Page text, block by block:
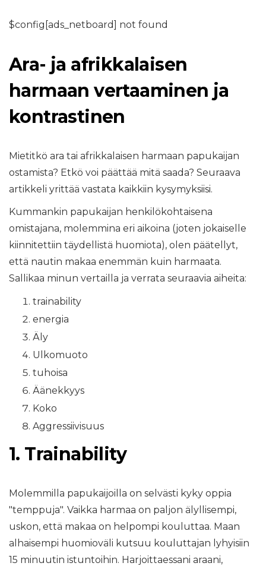
$config[ads_netboard] not found
Ara- ja afrikkalaisen
harmaan vertaaminen ja
kontrastinen
Mietitkö ara tai afrikkalaisen harmaan papukaijan
ostamista? Etkö voi päättää mitä saada? Seuraava
artikkeli yrittää vastata kaikkiin kysymyksiisi.
Kummankin papukaijan henkilökohtaisena
omistajana, molemmina eri aikoina (joten jokaiselle
kiinnitettiin täydellistä huomiota), olen päätellyt,
että nautin makaa enemmän kuin harmaata.
Sallikaa minun vertailla ja verrata seuraavia aiheita:
trainability
energia
Äly
Ulkomuoto
tuhoisa
Äänekkyys
Koko
Aggressiivisuus
1. Trainability
Molemmilla papukaijoilla on selvästi kyky oppia
"temppuja". Vaikka harmaa on paljon älyllisempi,
uskon, että makaa on helpompi kouluttaa. Maan
alhaisempi huomioväli kutsuu kouluttajan lyhyisiin
15 minuutin istuntoihin. Harjoittaessani araani,